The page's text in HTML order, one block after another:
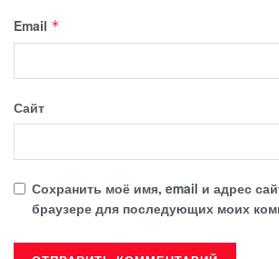
Email *
Сайт
Сохранить моё имя, email и адрес
браузере для последующих моих